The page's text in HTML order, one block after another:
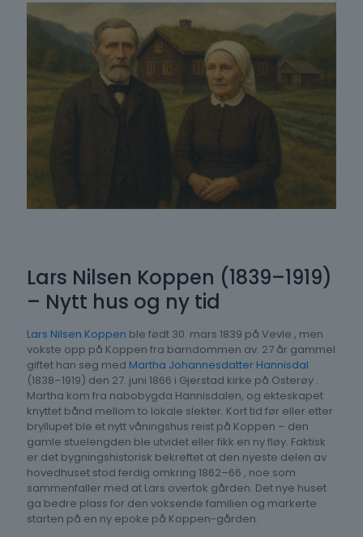
Lars Nilsen Koppen (1839–1919)
– Nytt hus og ny tid
Lars Nilsen Koppen ble født 30. mars 1839 på Vevle , men
vokste opp på Koppen fra barndommen av. 27 år gammel
giftet han seg med Martha Johannesdatter Hannisdal
(1838–1919) den 27. juni 1866 i Gjerstad kirke på Osterøy .
Martha kom fra nabobygda Hannisdalen, og ekteskapet
knyttet bånd mellom to lokale slekter. Kort tid før eller etter
bryllupet ble et nytt våningshus reist på Koppen – den
gamle stuelengden ble utvidet eller fikk en ny fløy. Faktisk
er det bygningshistorisk bekreftet at den nyeste delen av
hovedhuset stod ferdig omkring 1862–66 , noe som
sammenfaller med at Lars overtok gården. Det nye huset
ga bedre plass for den voksende familien og markerte
starten på en ny epoke på Koppen-gården.